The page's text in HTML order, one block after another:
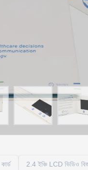
2.4 ইঞ্চি LCD ভিডিও